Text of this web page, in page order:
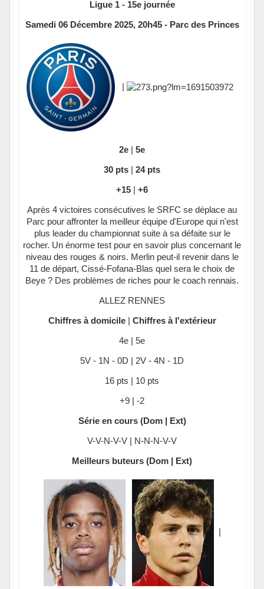
Ligue 1 - 15e journée
Samedi 06 Décembre 2025, 20h45 - Parc des Princes
|
2e | 5e
30 pts | 24 pts
+15 | +6
Après 4 victoires consécutives le SRFC se déplace au
Parc pour affronter la meilleur équipe d'Europe qui n'est
plus leader du championnat suite à sa défaite sur le
rocher. Un énorme test pour en savoir plus concernant le
niveau des rouges & noirs. Merlin peut-il revenir dans le
11 de départ, Cissé-Fofana-Blas quel sera le choix de
Beye ? Des problèmes de riches pour le coach rennais.
ALLEZ RENNES
Chiffres à domicile| Chiffres à l'extérieur
4e | 5e
5V - 1N - 0D | 2V - 4N - 1D
16 pts | 10 pts
+9 | -2
Série en cours (Dom | Ext)
V-V-N-V-V | N-N-N-V-V
Meilleurs buteurs (Dom | Ext)
|